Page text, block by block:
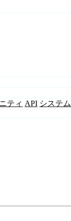
ティ API システ